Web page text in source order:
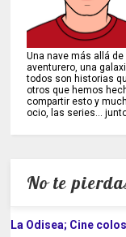
Una nave más allá
aventurero, una
todos son historias
otros que hemos
compartir esto y
ocio, las series...
No te
La Odisea; Cine